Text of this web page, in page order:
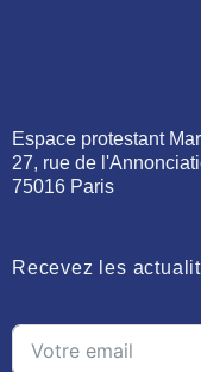
Espace protestant
27, rue de
75016 Paris
Recevez les